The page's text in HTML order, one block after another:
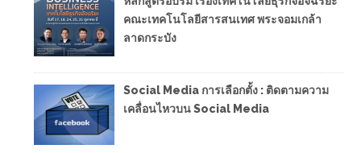
คณะเทคโนโลยีสารสนเทศ พระจอมเกล้า
ลาดกระบัง
Social Media การเลือกตั้ง : ติดตามความ
เคลื่อนไหวบน Social Media